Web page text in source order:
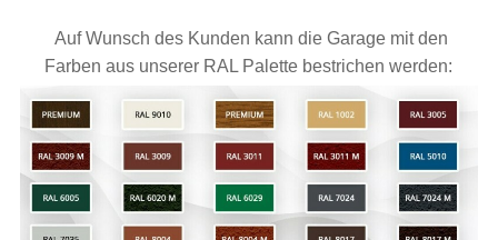
Auf Wunsch des Kunden kann die Garage mit den
Farben aus unserer RAL Palette bestrichen werden: